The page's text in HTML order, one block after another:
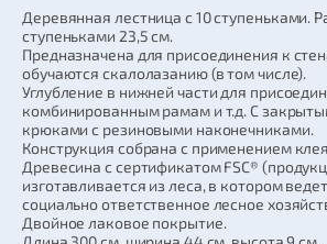
Деревянная лестница с 10 ступеньками.
ступеньками 23,5 см.
Предназначена для присоединения к
обучаются скалолазанию (в том числе).
Углубление в нижней части для
комбинированным рамам и т.д. С
крюками с резиновыми наконечниками.
Конструкция собрана с применением
Древесина с сертификатом FSC®
изготавливается из леса, в котором
социально ответственное лесное
Двойное лаковое покрытие.